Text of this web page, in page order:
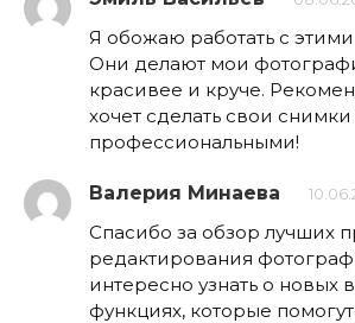
Я обожаю работать с
Они делают мои
красивее и круче.
хочет сделать свои
профессиональными!
Валерия Минаева
Спасибо за обзор лучших
редактирования
интересно узнать о новых
функциях, которые